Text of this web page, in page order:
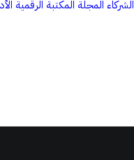
الشركاء المجلة المكتبة الرقمية